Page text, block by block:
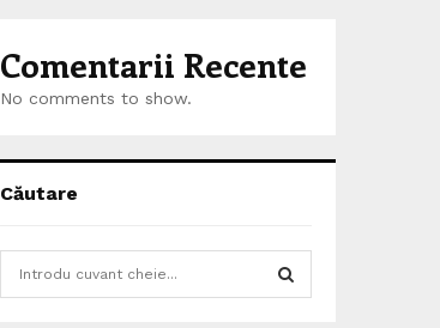
Comentarii Recente
No comments to show.
Căutare